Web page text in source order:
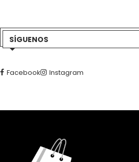
SÍGUENOS
Facebook Instagram